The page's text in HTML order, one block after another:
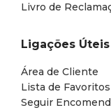
Livro de
Ligações Úteis
Área de Cliente
Lista de Favoritos
Seguir